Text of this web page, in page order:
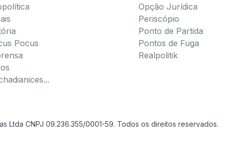
Pocus
Opção Jurídica
Periscópio
Ponto de Partida
Pontos de Fuga
Realpolitik
Ltda CNPJ 09.236.355/0001-59. Todos os direitos reservados.